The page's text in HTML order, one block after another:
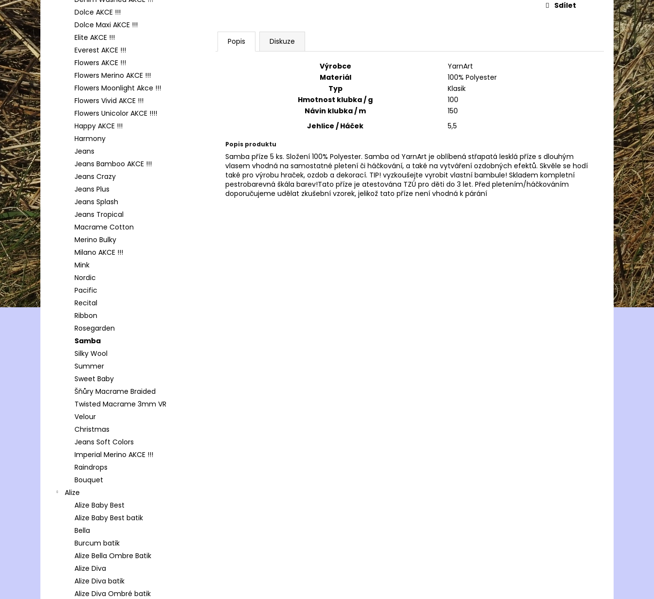
l
Dolce AKCE !!!
Dolce Maxi AKCE !!!
Elite AKCE !!!
Everest AKCE !!!
Flowers AKCE !!!
Flowers Merino AKCE !!!
Flowers Moonlight Akce !!!
Flowers Vivid AKCE !!!
Flowers Unicolor AKCE !!!!
Happy AKCE !!!
Harmony
Jeans
Jeans Bamboo AKCE !!!
Jeans Crazy
Jeans Plus
Jeans Splash
Jeans Tropical
Macrame Cotton
Merino Bulky
Milano AKCE !!!
Mink
Nordic
Pacific
Recital
Ribbon
Rosegarden
Samba
Silky Wool
Summer
Sweet Baby
Šňůry Macrame Braided
Twisted Macrame 3mm VR
Velour
Christmas
Jeans Soft Colors
Imperial Merino AKCE !!!
Raindrops
Bouquet
Alize
Alize Baby Best
Alize Baby Best batik
Bella
Burcum batik
Alize Bella Ombre Batik
Alize Diva
Alize Diva batik
Alize Diva Ombré batik
Sdílet
Popis Diskuze
Výrobce
YarnArt
Materiál
100% Polyester
Typ
Klasik
Hmotnost klubka / g
100
Návin klubka / m
150
Jehlice / Háček
5,5
Popis produktu
Samba příze 5 ks. Složení 100% Polyester. Samba od YarnArt je oblíbená střapatá lesklá příze s dlouhým
vlasem vhodná na samostatné pletení či háčkování, a také na vytváření ozdobných efektů. Skvěle se hodí
také pro výrobu hraček, ozdob a dekorací. TIP! vyzkoušejte vyrobit vlastní bambule! Skladem kompletní
pestrobarevná škála barev!Tato příze je atestována TZÚ pro děti do 3 let. Před pletením/háčkováním
doporučujeme udělat zkušební vzorek, jelikož tato příze není vhodná k párání
HIMALAYA DOLPHIN BABY 80352
60 Kč